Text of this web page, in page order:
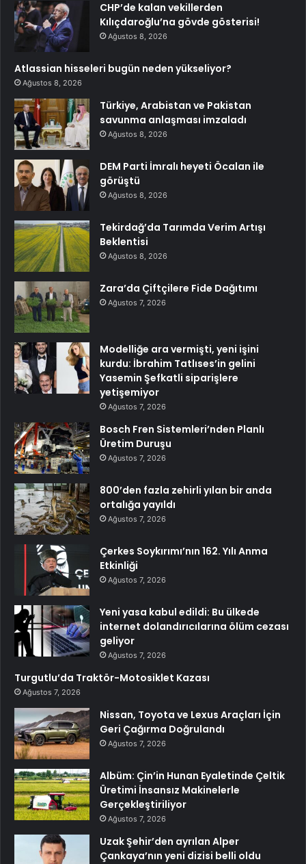
CHP’de kalan vekillerden
Kılıçdaroğlu’na gövde gösterisi!
Ağustos 8, 2026
Atlassian hisseleri bugün neden yükseliyor?
Ağustos 8, 2026
Türkiye, Arabistan ve Pakistan
savunma anlaşması imzaladı
Ağustos 8, 2026
DEM Parti İmralı heyeti Öcalan ile
görüştü
Ağustos 8, 2026
Tekirdağ’da Tarımda Verim Artışı
Beklentisi
Ağustos 8, 2026
Zara’da Çiftçilere Fide Dağıtımı
Ağustos 7, 2026
Modelliğe ara vermişti, yeni işini
kurdu: İbrahim Tatlıses’in gelini
Yasemin Şefkatli siparişlere
yetişemiyor
Ağustos 7, 2026
Bosch Fren Sistemleri’nden Planlı
Üretim Duruşu
Ağustos 7, 2026
800’den fazla zehirli yılan bir anda
ortalığa yayıldı
Ağustos 7, 2026
Çerkes Soykırımı’nın 162. Yılı Anma
Etkinliği
Ağustos 7, 2026
Yeni yasa kabul edildi: Bu ülkede
internet dolandırıcılarına ölüm cezası
geliyor
Ağustos 7, 2026
Turgutlu’da Traktör-Motosiklet Kazası
Ağustos 7, 2026
Nissan, Toyota ve Lexus Araçları İçin
Geri Çağırma Doğrulandı
Ağustos 7, 2026
Albüm: Çin’in Hunan Eyaletinde Çeltik
Üretimi İnsansız Makinelerle
Gerçekleştiriliyor
Ağustos 7, 2026
Uzak Şehir’den ayrılan Alper
Çankaya’nın yeni dizisi belli oldu